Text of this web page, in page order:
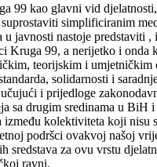
99 kao glavni vid
simplificiranim
javnosti nastoje
Kruga 99, a nerijetko i onda
teorijskim i
solidarnosti i
i prijedloge
sa drugim sredinama u
kolektiviteta koji
podršci ovakvoj našoj
sredstava za ovu vrstu
ravni.